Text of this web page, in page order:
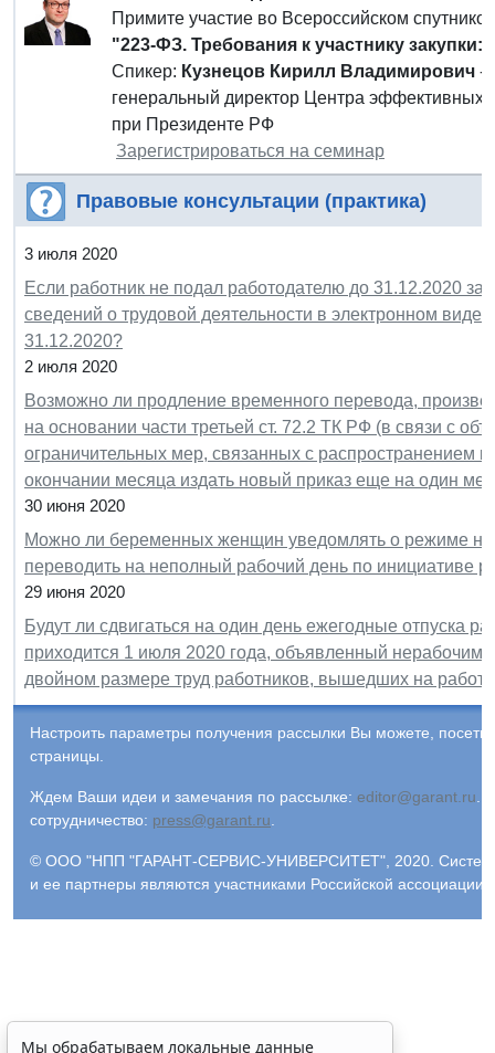
Примите участие во Всероссийском
"223-ФЗ. Требования к участнику
Спикер: Кузнецов Кирилл Владимирович -
генеральный директор Центра эффективных
при Президенте РФ
Зарегистрироваться на семинар
Правовые консультации (практика)
3 июля 2020
Если работник не подал работодателю до 31.12.2020
сведений о трудовой деятельности в электронном
31.12.2020?
2 июля 2020
Возможно ли продление временного перевода,
на основании части третьей ст. 72.2 ТК РФ (в связи с
ограничительных мер, связанных с распространением
окончании месяца издать новый приказ еще на один
30 июня 2020
Можно ли беременных женщин уведомлять о режиме
переводить на неполный рабочий день по инициативе
29 июня 2020
Будут ли сдвигаться на один день ежегодные отпуска
приходится 1 июля 2020 года, объявленный нерабочим
двойном размере труд работников, вышедших на
Настроить параметры получения рассылки Вы можете,
страницы.
Ждем Ваши идеи и замечания по рассылке: editor@garant.ru.
сотрудничество: press@garant.ru.
© ООО "НПП "ГАРАНТ-СЕРВИС-УНИВЕРСИТЕТ", 2020. Система
и ее партнеры являются участниками Российской
Мы обрабатываем локальные данные